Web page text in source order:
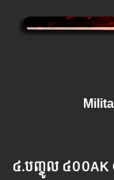
៤.​បញ្ចូល៤០០AK